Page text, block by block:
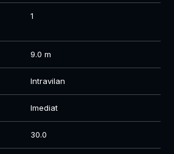
1
9.0 m
Intravilan
Imediat
30.0